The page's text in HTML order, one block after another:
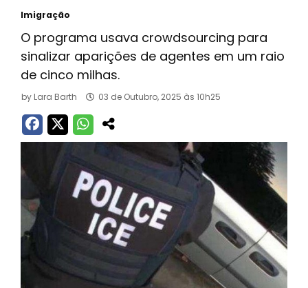
Imigração
O programa usava crowdsourcing para
sinalizar aparições de agentes em um raio
de cinco milhas.
by Lara Barth 03 de Outubro, 2025 às 10h25